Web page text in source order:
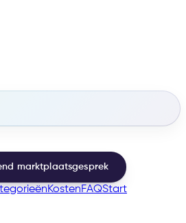
marktplaatsgesprek
KostenFAQStart